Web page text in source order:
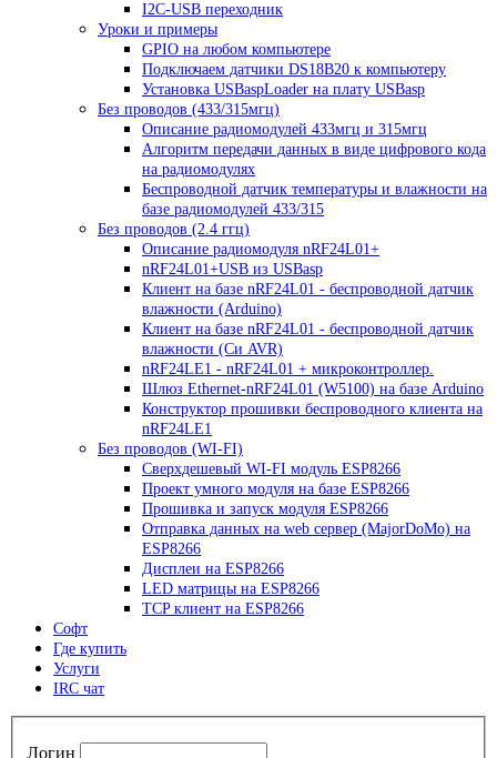
I2C-USB переходник
Уроки и примеры
GPIO на любом компьютере
Подключаем датчики DS18B20 к компьютеру
Установка USBaspLoader на плату USBasp
Без проводов (433/315мгц)
Описание радиомодулей 433мгц и 315мгц
Алгоритм передачи данных в виде цифрового кода
на радиомодулях
Беспроводной датчик температуры и влажности на
базе радиомодулей 433/315
Без проводов (2.4 ггц)
Описание радиомодуля nRF24L01+
nRF24L01+USB из USBasp
Клиент на базе nRF24L01 - беспроводной датчик
влажности (Arduino)
Клиент на базе nRF24L01 - беспроводной датчик
влажности (Си AVR)
nRF24LE1 - nRF24L01 + микроконтроллер.
Шлюз Ethernet-nRF24L01 (W5100) на базе Arduino
Конструктор прошивки беспроводного клиента на
nRF24LE1
Без проводов (WI-FI)
Сверхдешевый WI-FI модуль ESP8266
Проект умного модуля на базе ESP8266
Прошивка и запуск модуля ESP8266
Отправка данных на web сервер (MajorDoMo) на
ESP8266
Дисплеи на ESP8266
LED матрицы на ESP8266
TCP клиент на ESP8266
Софт
Где купить
Услуги
IRC чат
Логин